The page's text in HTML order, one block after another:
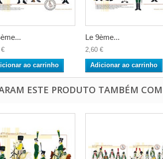
ao carrinho
Le 9ème...
2,60 €
Adicionar ao carrinho
ESTE PRODUTO TAMBÉM